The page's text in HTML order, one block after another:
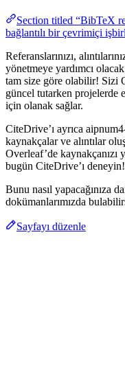
Section titled “BibTeX
bağlantılı bir çevrimiçi
Referanslarınızı,
yönetmeye yardımcı
tam size göre olabilir! Sizi
güncel tutarken projelerde
için olanak sağlar.
CiteDrive’ı ayrıca
kaynakçalar ve alıntılar
Overleaf’de kaynakçanızı
bugün CiteDrive’ı deneyin!
Bunu nasıl yapacağınıza
dokümanlarımızda
Sayfayı düzenle